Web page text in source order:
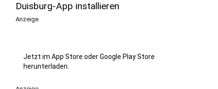
Duisburg-App installieren
Anzeige
Jetzt im App Store oder Google Play Store
herunterladen.